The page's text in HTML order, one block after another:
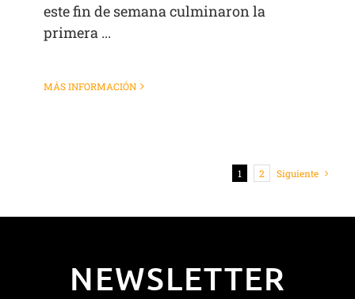
este fin de semana culminaron la
primera ...
MÁS INFORMACIÓN
1 2 Siguiente
NEWSLETTER